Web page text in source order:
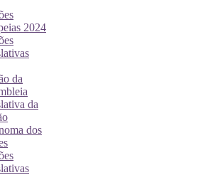
2024
da
da
dos